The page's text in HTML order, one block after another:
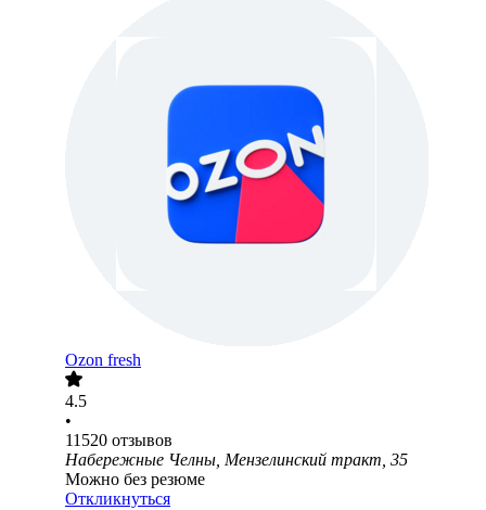
Ozon fresh
4.5
•
11520 отзывов
Набережные Челны, Мензелинский тракт, 35
Можно без резюме
Откликнуться